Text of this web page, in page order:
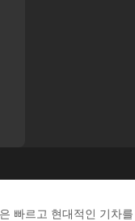
빠르고 현대적인 기차를